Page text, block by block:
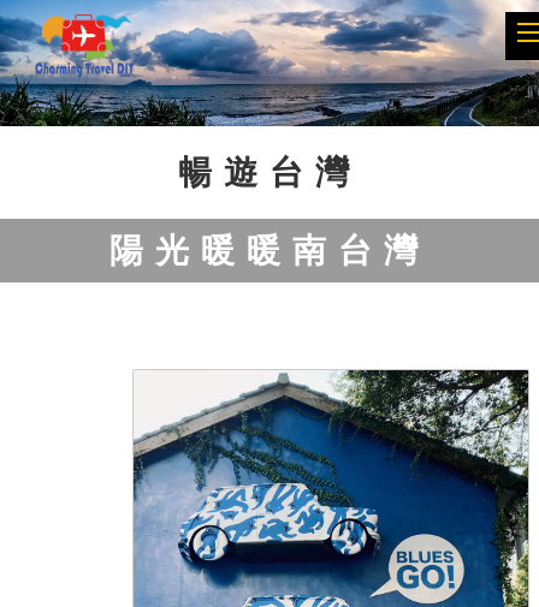
Previous Next
暢遊台灣
陽光暖暖南台灣